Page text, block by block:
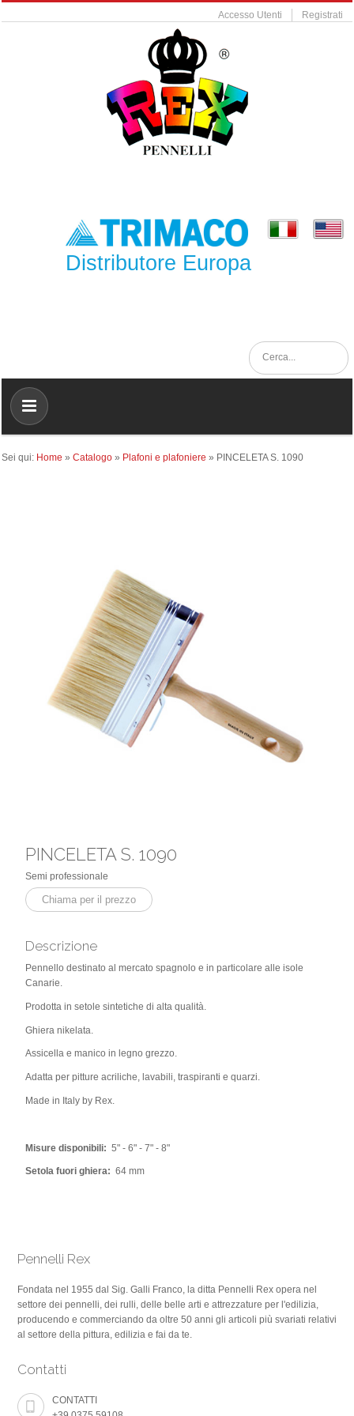
Accesso Utenti Registrati
Distributore Europa
Sei qui: Home » Catalogo » Plafoni e plafoniere » PINCELETA S. 1090
PINCELETA S. 1090
Semi professionale
Chiama per il prezzo
Descrizione
Pennello destinato al mercato spagnolo e in particolare alle isole
Canarie.
Prodotta in setole sintetiche di alta qualità.
Ghiera nikelata.
Assicella e manico in legno grezzo.
Adatta per pitture acriliche, lavabili, traspiranti e quarzi.
Made in Italy by Rex.
Misure disponibili: 5" - 6" - 7" - 8"
Setola fuori ghiera: 64 mm
Pennelli Rex
Fondata nel 1955 dal Sig. Galli Franco, la ditta Pennelli Rex opera nel
settore dei pennelli, dei rulli, delle belle arti e attrezzature per l'edilizia,
producendo e commerciando da oltre 50 anni gli articoli più svariati relativi
al settore della pittura, edilizia e fai da te.
Contatti
CONTATTI